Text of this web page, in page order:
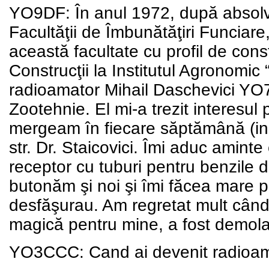
YO9DF: În anul 1972, după
Facultăţii de Îmbunătăţiri
această facultate cu profil de
Construcţii la Institutul Agronomic
radioamator Mihail Daschevici
Zootehnie. El mi-a trezit interesul
mergeam în fiecare săptămână
str. Dr. Staicovici. Îmi aduc
receptor cu tuburi pentru benzile
butonăm şi noi şi îmi făcea mare
desfăşurau. Am regretat mult
magică pentru mine, a fost
YO3CCC: Cand ai devenit